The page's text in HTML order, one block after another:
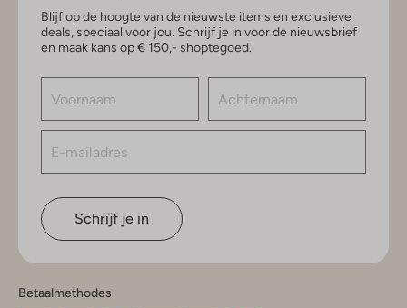
Blijf op de hoogte van de nieuwste items en exclusieve
deals, speciaal voor jou. Schrijf je in voor de nieuwsbrief
en maak kans op € 150,- shoptegoed.
Schrijf je in
Betaalmethodes